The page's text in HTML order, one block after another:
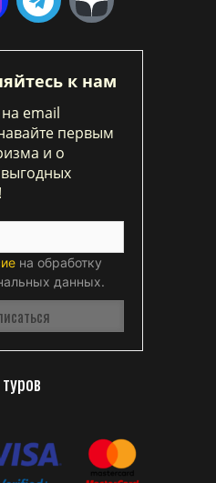
к нам
email
первым
и о
на обработку
данных.